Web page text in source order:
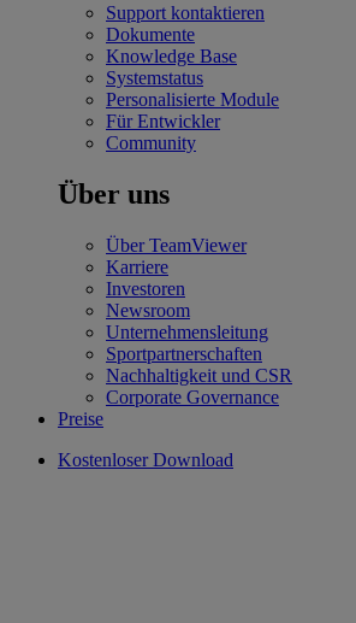
Support kontaktieren
Dokumente
Knowledge Base
Systemstatus
Personalisierte Module
Für Entwickler
Community
Über uns
Über TeamViewer
Karriere
Investoren
Newsroom
Unternehmensleitung
Sportpartnerschaften
Nachhaltigkeit und CSR
Corporate Governance
Preise
Kostenloser Download